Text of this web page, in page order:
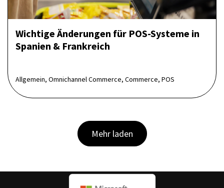
Wichtige Änderungen für POS-Systeme in
Spanien & Frankreich
Allgemein, Omnichannel Commerce, Commerce, POS
Mehr laden